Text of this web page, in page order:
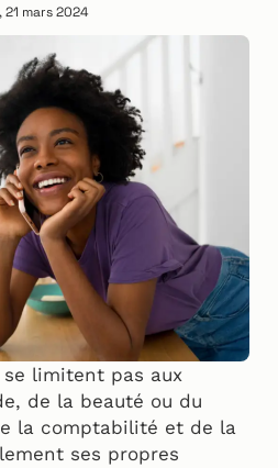
,21 mars 2024
limitent pas aux
de la beauté ou du
la comptabilité et de la
ses propres